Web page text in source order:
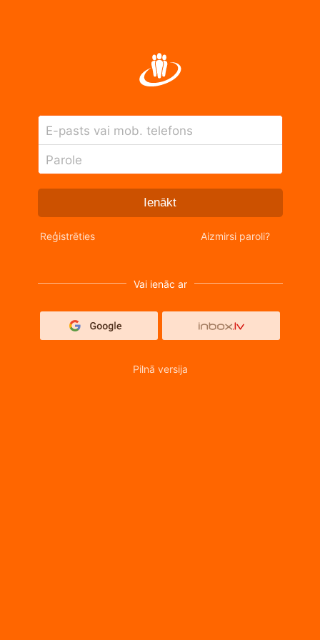
E-pasts vai mob. telefons
Parole
Ienākt
Reģistrēties Aizmirsi paroli?
Vai ienāc ar
Pilnā versija